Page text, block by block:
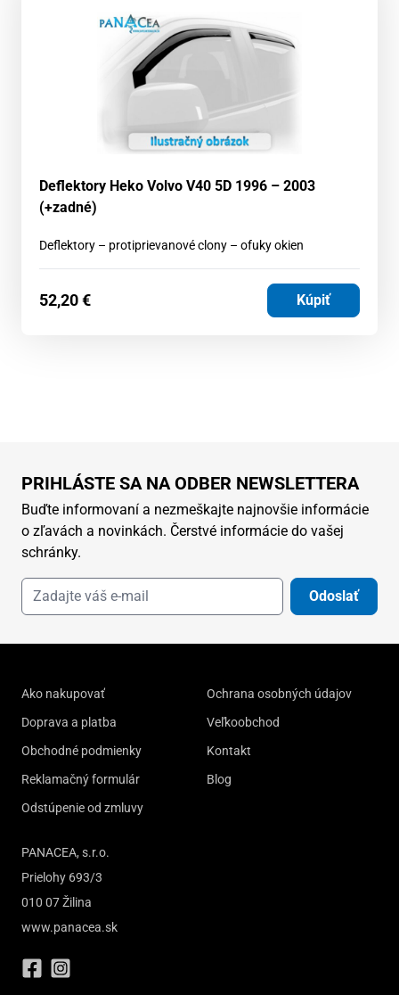
Deflektory Heko Volvo V40 5D 1996 – 2003
(+zadné)
Deflektory – protiprievanové clony – ofuky okien
52,20€ Kúpiť
PRIHLÁSTE SA NA ODBER NEWSLETTERA
Buďte informovaní a nezmeškajte najnovšie informácie
o zľavách a novinkách. Čerstvé informácie do vašej
schránky.
Odoslať
Ako nakupovať
Doprava a platba
Obchodné podmienky
Reklamačný formulár
Odstúpenie od zmluvy
Ochrana osobných údajov
Veľkoobchod
Kontakt
Blog
PANACEA, s.r.o.
Prielohy 693/3
010 07 Žilina
www.panacea.sk